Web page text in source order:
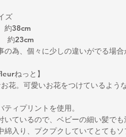
ズ
38cm
の為、個々に少しの違いがでる場合
ねっと】
花。可愛いお花をつけているよう
ィプリントを使用。
いているので、ベビーの細い髪で
綿入り、プクプクしていてとてもソ